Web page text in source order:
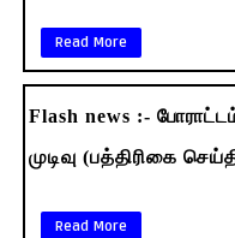
Read More
Flash news :-
முடிவு (பத்திரிகை
Read More